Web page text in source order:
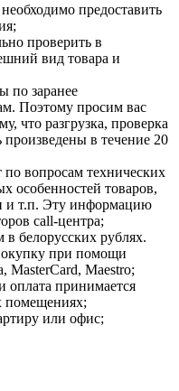
предоставить
проверить в
вид товара и
по заранее
Поэтому просим вас
что разгрузка, проверка
в течение 20
по вопросам технических
особенностей товаров,
и т.п. Эту информацию
call-центра;
белорусских рублях.
при помощи
MasterCard, Maestro;
оплата принимается
помещениях;
или офис;